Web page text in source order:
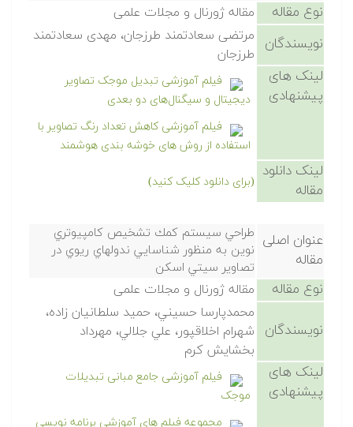
نوع مقاله مقاله ژورنال و مجلات علمی
نویسندگان
مرتضی سعادتمند طرزجان، مهدی سعادتمند
طرزجان
لینک های
پیشنهادی
فیلم آموزشی تبدیل موجک تصاویر
دیجیتال و سیگنال‌های دو بعدی
فیلم آموزشی کاهش تعداد رنگ تصاویر با
استفاده از روش های خوشه بندی هوشمند
لینک دانلود
مقاله
(برای دانلود کلیک کنید)
عنوان اصلی
مقاله
طراحي سيستم كمك تشخيص كامپيوتري
نوين به منظور شناسايي ندولهاي ريوي در
تصاوير سيتي اسكن
نوع مقاله مقاله ژورنال و مجلات علمی
نویسندگان
محمدپارسا حسيني، حميد سلطانيان زاده،
شهرام اخلاقپور، علي جلالي، مهرداد
بخشايش كرم
لینک های
پیشنهادی
فیلم آموزشی جامع مبانی تبدیلات
موجک
مجموعه فیلم های آموزشی برنامه نویسی